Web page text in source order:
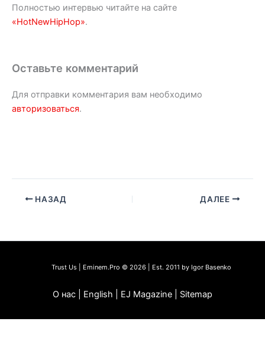
Полностью интервью читайте на сайте
«HotNewHipHop».
Оставьте комментарий
Для отправки комментария вам необходимо
авторизоваться.
НАЗАД ДАЛЕЕ
Trust Us | Eminem.Pro © 2026 | Est. 2011 by Igor Basenko
О нас | English | EJ Magazine | Sitemap